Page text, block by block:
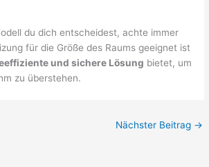
du dich entscheidest, achte immer
für die Größe des Raums geeignet ist
und sichere Lösung bietet, um
zu überstehen.
Nächster Beitrag →